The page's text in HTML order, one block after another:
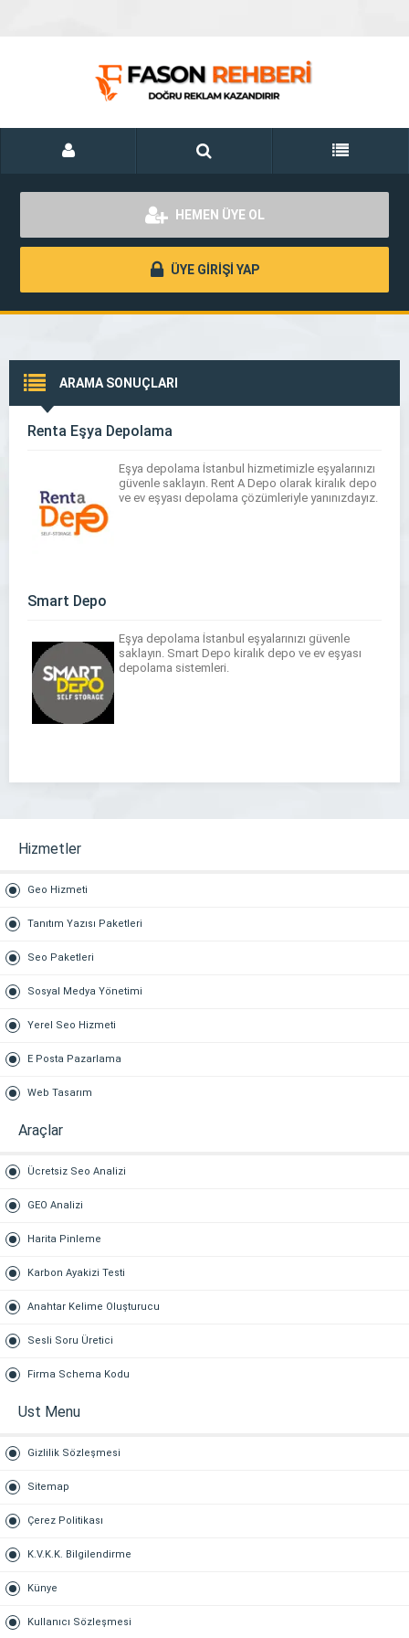
HEMEN ÜYE OL
ÜYE GİRİŞİ YAP
ARAMA SONUÇLARI
Renta Eşya Depolama
Eşya depolama İstanbul hizmetimizle eşyalarınızı
güvenle saklayın. Rent A Depo olarak kiralık depo
ve ev eşyası depolama çözümleriyle yanınızdayız.
Smart Depo
Eşya depolama İstanbul eşyalarınızı güvenle
saklayın. Smart Depo kiralık depo ve ev eşyası
depolama sistemleri.
Hizmetler
Geo Hizmeti
Tanıtım Yazısı Paketleri
Seo Paketleri
Sosyal Medya Yönetimi
Yerel Seo Hizmeti
E Posta Pazarlama
Web Tasarım
Araçlar
Ücretsiz Seo Analizi
GEO Analizi
Harita Pinleme
Karbon Ayakizi Testi
Anahtar Kelime Oluşturucu
Sesli Soru Üretici
Firma Schema Kodu
Ust Menu
Gizlilik Sözleşmesi
Sitemap
Çerez Politikası
K.V.K.K. Bilgilendirme
Künye
Kullanıcı Sözleşmesi